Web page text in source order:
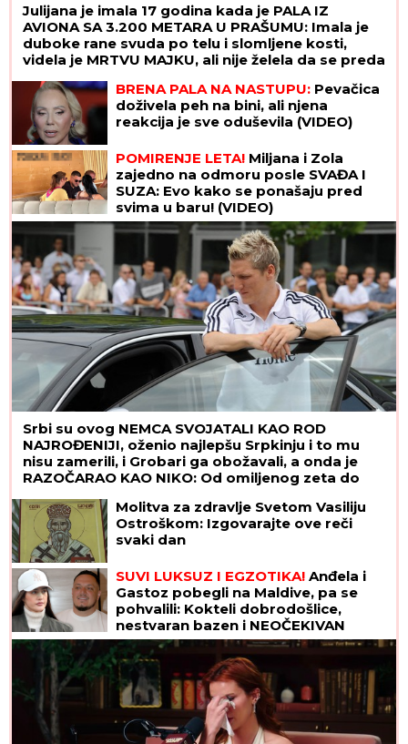
Julijana je imala 17 godina kada je PALA IZ
AVIONA SA 3.200 METARA U PRAŠUMU: Imala je
duboke rane svuda po telu i slomljene kosti,
videla je MRTVU MAJKU, ali nije želela da se preda
BRENA PALA NA NASTUPU: Pevačica
doživela peh na bini, ali njena
reakcija je sve oduševila (VIDEO)
POMIRENJE LETA! Miljana i Zola
zajedno na odmoru posle SVAĐA I
SUZA: Evo kako se ponašaju pred
svima u baru! (VIDEO)
Srbi su ovog NEMCA SVOJATALI KAO ROD
NAJROĐENIJI, oženio najlepšu Srpkinju i to mu
nisu zamerili, i Grobari ga obožavali, a onda je
RAZOČARAO KAO NIKO: Od omiljenog zeta do
Molitva za zdravlje Svetom Vasiliju
Ostroškom: Izgovarajte ove reči
svaki dan
SUVI LUKSUZ I EGZOTIKA! Anđela i
Gastoz pobegli na Maldive, pa se
pohvalili: Kokteli dobrodošlice,
nestvaran bazen i NEOČEKIVAN
SUSRET na ulici (FOTO)